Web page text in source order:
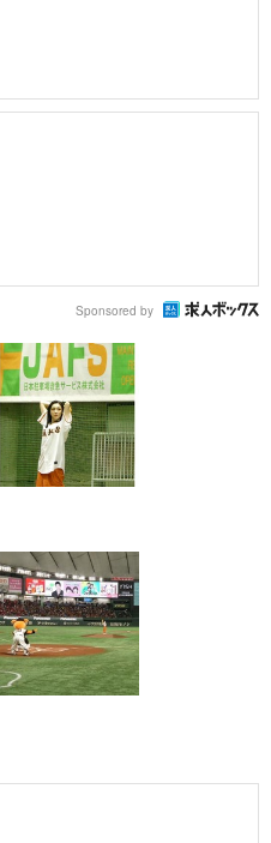
Sponsored by